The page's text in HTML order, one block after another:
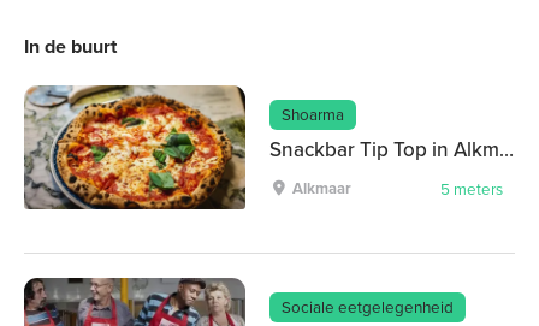
In de buurt
Shoarma
Snackbar Tip Top in Alkmaar
Alkmaar 5 meters
Sociale eetgelegenheid